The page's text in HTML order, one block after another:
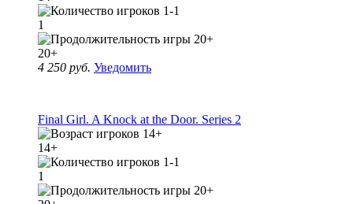
1
20+
4 250 руб. Уведомить
Final Girl. A Knock at the Door. Series 2
14+
1